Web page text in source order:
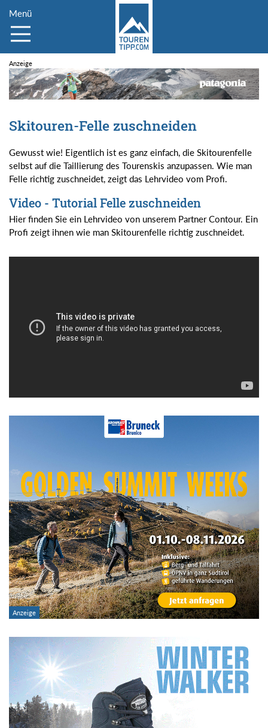
Menü
Skitouren-Felle zuschneiden
Gewusst wie! Eigentlich ist es ganz einfach, die Skitourenfelle
selbst auf die Taillierung des Tourenskis anzupassen. Wie man
Felle richtig zuschneidet, zeigt das Lehrvideo vom Profi.
Video - Tutorial Felle zuschneiden
Hier finden Sie ein Lehrvideo von unserem Partner Contour. Ein
Profi zeigt ihnen wie man Skitourenfelle richtig zuschneidet.